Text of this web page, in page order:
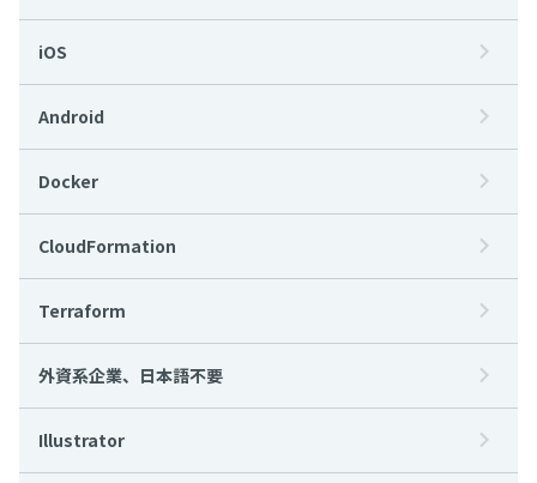
iOS
Android
Docker
CloudFormation
Terraform
外資系企業、日本語不要
Illustrator